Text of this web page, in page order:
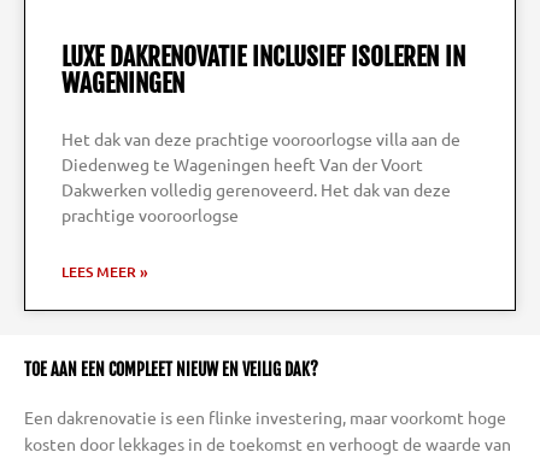
LUXE DAKRENOVATIE INCLUSIEF ISOLEREN IN
WAGENINGEN
Het dak van deze prachtige vooroorlogse villa aan de
Diedenweg te Wageningen heeft Van der Voort
Dakwerken volledig gerenoveerd. Het dak van deze
prachtige vooroorlogse
LEES MEER »
TOE AAN EEN COMPLEET NIEUW EN VEILIG DAK?
Een dakrenovatie is een flinke investering, maar voorkomt hoge
kosten door lekkages in de toekomst en verhoogt de waarde van